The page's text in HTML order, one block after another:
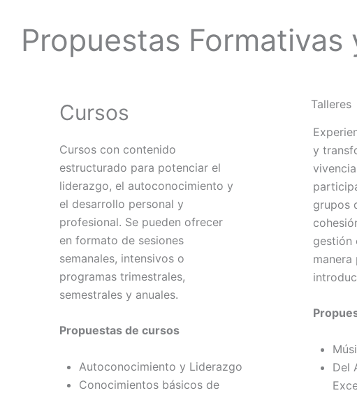
Propuestas Formativas
Cursos
Cursos con contenido
estructurado para potenciar el
liderazgo, el autoconocimiento y
el desarrollo personal y
profesional. Se pueden ofrecer
en formato de sesiones
semanales, intensivos o
programas trimestrales,
semestrales y anuales.
Propuestas de cursos
Autoconocimiento y Liderazgo
Conocimientos básicos de
Talleres
y
grupos
gestión
Del